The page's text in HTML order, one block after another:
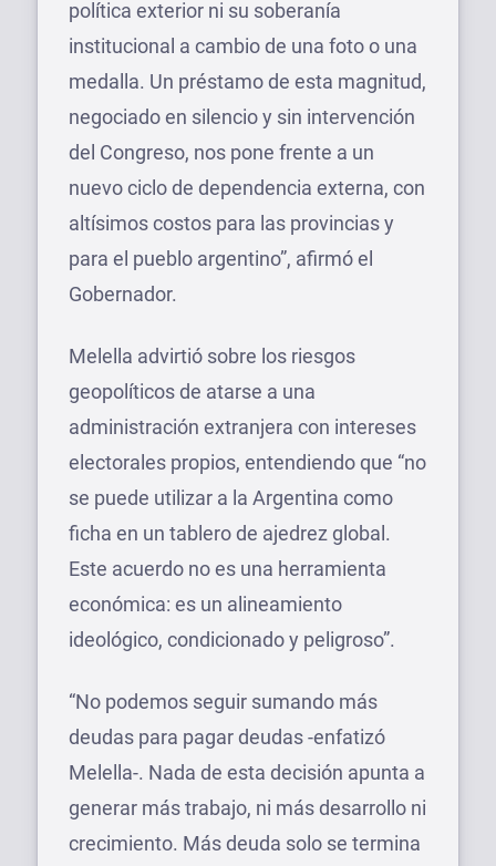
política exterior ni su soberanía
institucional a cambio de una foto o una
medalla. Un préstamo de esta magnitud,
negociado en silencio y sin intervención
del Congreso, nos pone frente a un
nuevo ciclo de dependencia externa, con
altísimos costos para las provincias y
para el pueblo argentino”, afirmó el
Gobernador.
Melella advirtió sobre los riesgos
geopolíticos de atarse a una
administración extranjera con intereses
electorales propios, entendiendo que “no
se puede utilizar a la Argentina como
ficha en un tablero de ajedrez global.
Este acuerdo no es una herramienta
económica: es un alineamiento
ideológico, condicionado y peligroso”.
“No podemos seguir sumando más
deudas para pagar deudas -enfatizó
Melella-. Nada de esta decisión apunta a
generar más trabajo, ni más desarrollo ni
crecimiento. Más deuda solo se termina